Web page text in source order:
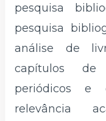
pesquisa
pesquisa
análise de
capítulos
periódicos e
relevância